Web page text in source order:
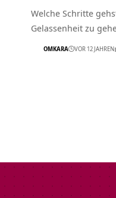
Welche Schritte
Gelassenheit zu
OMKARA VOR 12 JAHREN